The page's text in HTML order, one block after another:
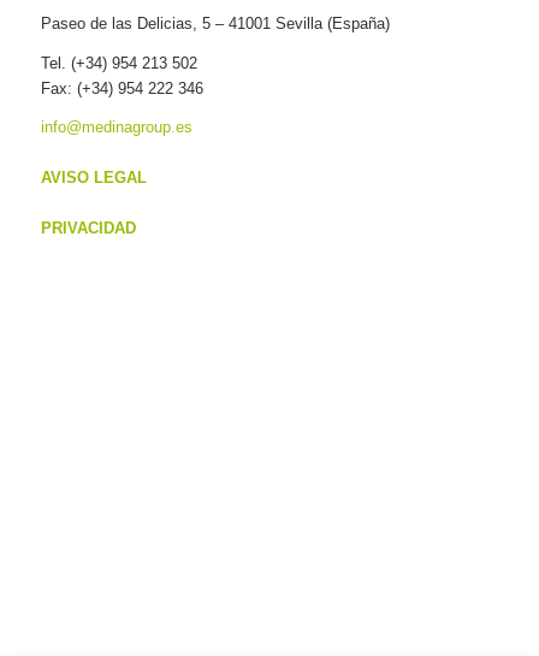
Paseo de las Delicias, 5 – 41001 Sevilla (España)
Tel. (+34) 954 213 502
Fax: (+34) 954 222 346
info@medinagroup.es
AVISO LEGAL
PRIVACIDAD